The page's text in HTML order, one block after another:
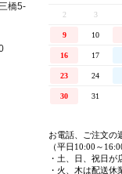
橋5-